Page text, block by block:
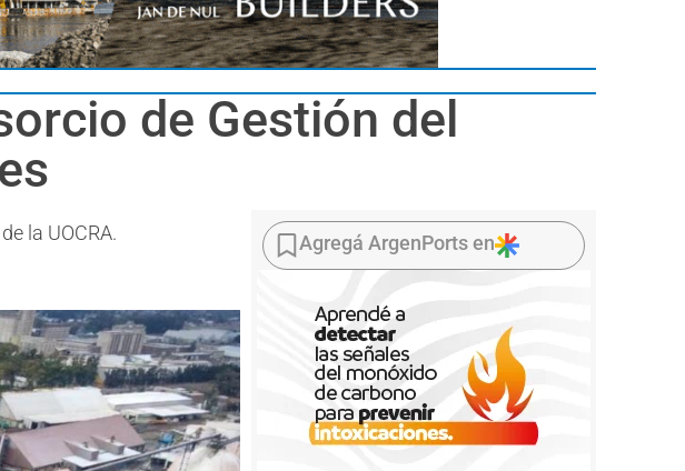
de Gestión del
la UOCRA. Agregá ArgenPorts en